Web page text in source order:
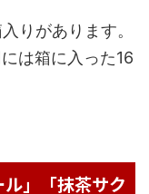
りがあります。
は箱に入った16
」「抹茶サク